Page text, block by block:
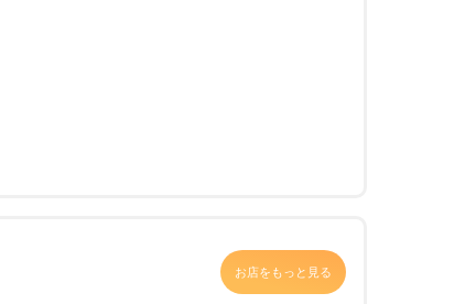
お店をもっと見る